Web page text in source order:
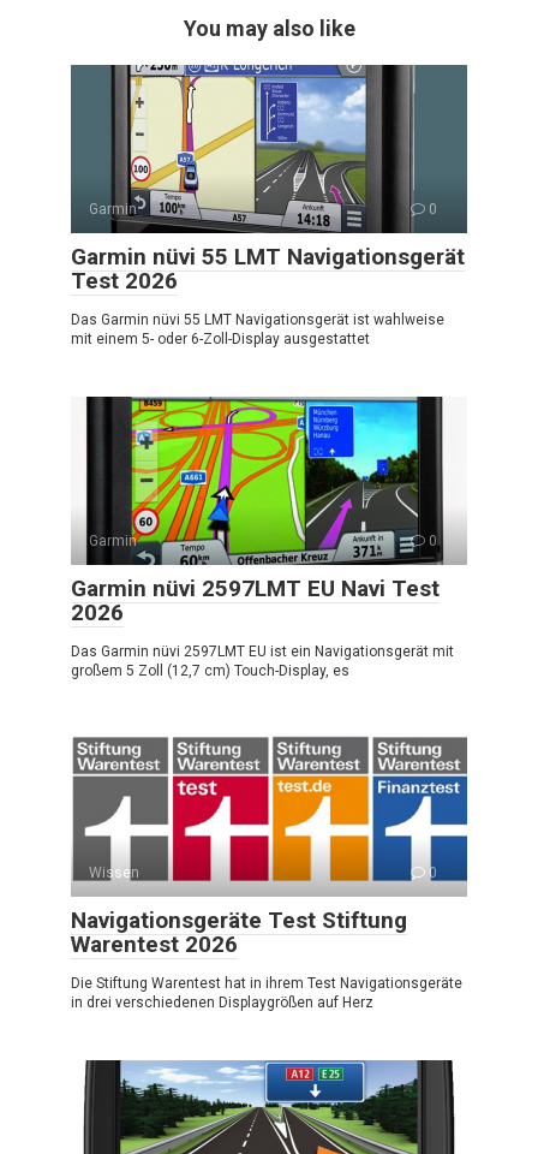
You may also like
Garmin 0
Garmin nüvi 55 LMT Navigationsgerät
Test 2026
Das Garmin nüvi 55 LMT Navigationsgerät ist wahlweise
mit einem 5- oder 6-Zoll-Display ausgestattet
Garmin 0
Garmin nüvi 2597LMT EU Navi Test
2026
Das Garmin nüvi 2597LMT EU ist ein Navigationsgerät mit
großem 5 Zoll (12,7 cm) Touch-Display, es
Wissen 0
Navigationsgeräte Test Stiftung
Warentest 2026
Die Stiftung Warentest hat in ihrem Test Navigationsgeräte
in drei verschiedenen Displaygrößen auf Herz